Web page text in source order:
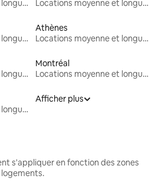
Locations moyenne et longue durée
Locations moyenne et longue durée
Locations moyenne et longue durée
Athènes
Locations moyenne et longue durée
Locations moyenne et longue durée
Montréal
Locations moyenne et longue durée
Locations moyenne et longue durée
Afficher plus
s'appliquer en fonction des zones